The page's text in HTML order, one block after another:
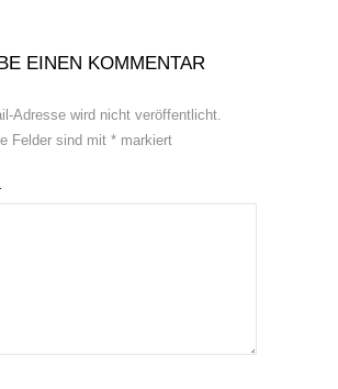
EINEN KOMMENTAR
Adresse wird nicht veröffentlicht.
Felder sind mit * markiert